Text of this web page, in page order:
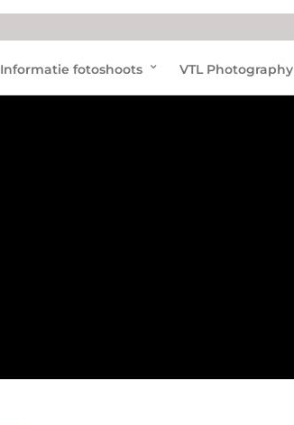
Informatie fotoshoots VTL Photography
Help